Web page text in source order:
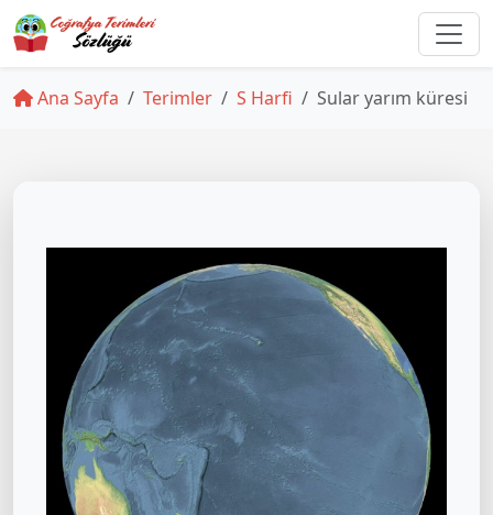
Ana Sayfa Terimler S Harfi Sular yarım küresi